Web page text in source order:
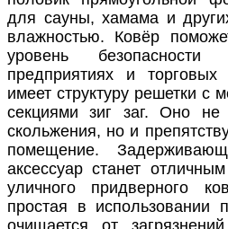
для сауны, хамама и
влажностью. Ковёр
уровень
предприятиях и
имеет структуру решетки с
секциями зиг заг. Оно
скольжения, но и
помещение.
аксессуар станет
уличного придверного
простая в использовании
очищается от